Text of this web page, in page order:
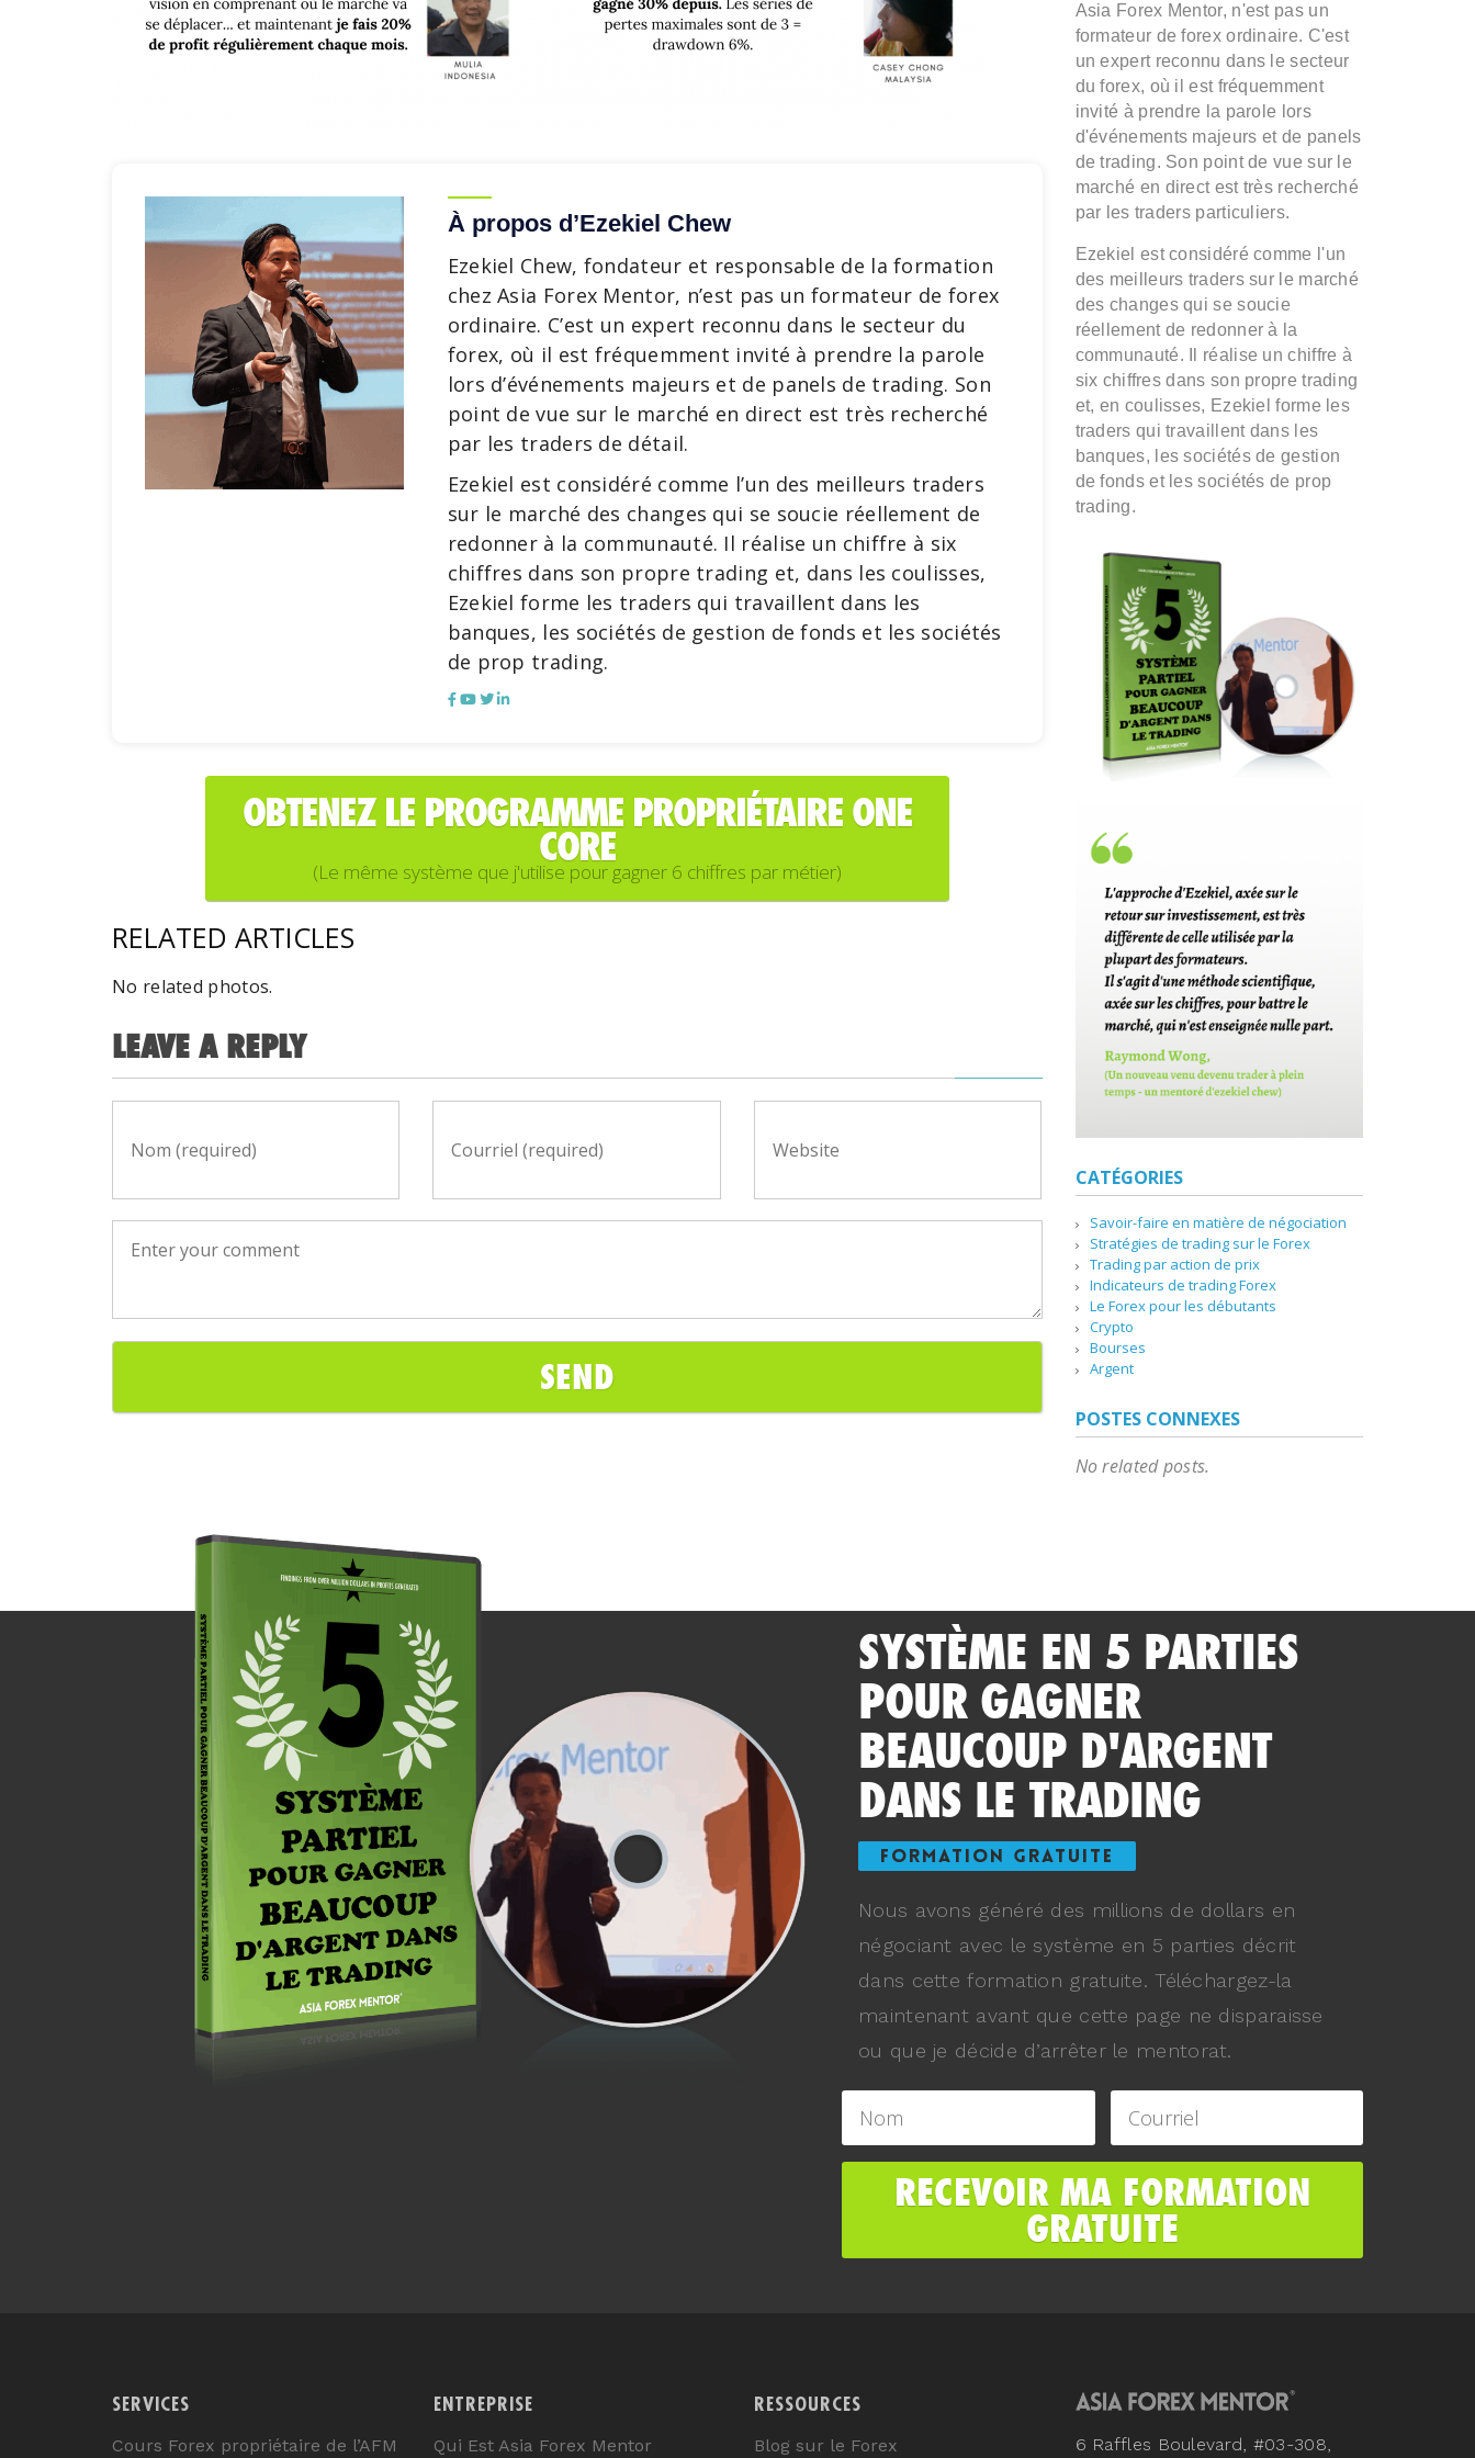
À propos d’Ezekiel Chew
Ezekiel Chew, fondateur et responsable de la formation
chez Asia Forex Mentor, n’est pas un formateur de forex
ordinaire. C’est un expert reconnu dans le secteur du
forex, où il est fréquemment invité à prendre la parole
lors d’événements majeurs et de panels de trading. Son
point de vue sur le marché en direct est très recherché
par les traders de détail.
Ezekiel est considéré comme l’un des meilleurs traders
sur le marché des changes qui se soucie réellement de
redonner à la communauté. Il réalise un chiffre à six
chiffres dans son propre trading et, dans les coulisses,
Ezekiel forme les traders qui travaillent dans les
banques, les sociétés de gestion de fonds et les sociétés
de prop trading.
OBTENEZ LE PROGRAMME PROPRIÉTAIRE ONE
CORE
(Le même système que j'utilise pour gagner 6 chiffres par métier)
RELATED ARTICLES
No related photos.
LEAVE A REPLY
Asia Forex Mentor, n'est pas un
formateur de forex ordinaire. C'est
un expert reconnu dans le secteur
du forex, où il est fréquemment
invité à prendre la parole lors
d'événements majeurs et de panels
de trading. Son point de vue sur le
marché en direct est très recherché
par les traders particuliers.
Ezekiel est considéré comme l'un
des meilleurs traders sur le marché
des changes qui se soucie
réellement de redonner à la
communauté. Il réalise un chiffre à
six chiffres dans son propre trading
et, en coulisses, Ezekiel forme les
traders qui travaillent dans les
banques, les sociétés de gestion
de fonds et les sociétés de prop
trading.
CATÉGORIES
Savoir-faire en matière de négociation
Stratégies de trading sur le Forex
Trading par action de prix
Indicateurs de trading Forex
Le Forex pour les débutants
Crypto
Bourses
Argent
POSTES CONNEXES
No related posts.
SYSTÈME EN 5 PARTIES
POUR GAGNER
BEAUCOUP D'ARGENT
DANS LE TRADING
FORMATION GRATUITE
Nous avons généré des millions de dollars en
négociant avec le système en 5 parties décrit
dans cette formation gratuite. Téléchargez-la
maintenant avant que cette page ne disparaisse
ou que je décide d’arrêter le mentorat.
SERVICES
Cours Forex propriétaire de l’AFM
ENTREPRISE
Qui Est Asia Forex Mentor
RESSOURCES
Blog sur le Forex 6 Raffles Boulevard, #03-308,